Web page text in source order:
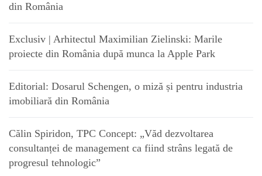
din România
Exclusiv | Arhitectul Maximilian Zielinski: Marile
proiecte din România după munca la Apple Park
Editorial: Dosarul Schengen, o miză și pentru industria
imobiliară din România
Călin Spiridon, TPC Concept: „Văd dezvoltarea
consultanței de management ca fiind strâns legată de
progresul tehnologic”